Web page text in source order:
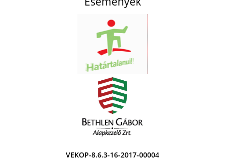
VEKOP-8.6.3-16-2017-00004